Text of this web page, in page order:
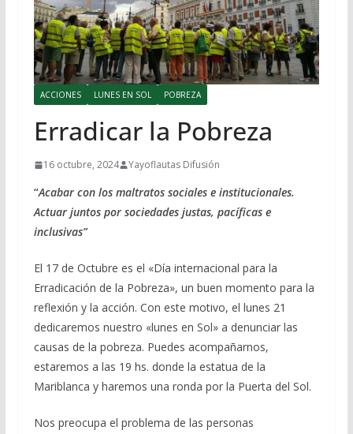
ACCIONES LUNES EN SOL POBREZA
Erradicar la Pobreza
16 octubre, 2024 Yayoflautas Difusión
“Acabar con los maltratos sociales e institucionales.
Actuar juntos por sociedades justas, pacíficas e
inclusivas”
El 17 de Octubre es el «Día internacional para la
Erradicación de la Pobreza», un buen momento para la
reflexión y la acción. Con este motivo, el lunes 21
dedicaremos nuestro «lunes en Sol» a denunciar las
causas de la pobreza. Puedes acompañarnos,
estaremos a las 19 hs. donde la estatua de la
Mariblanca y haremos una ronda por la Puerta del Sol.
Nos preocupa el problema de las personas